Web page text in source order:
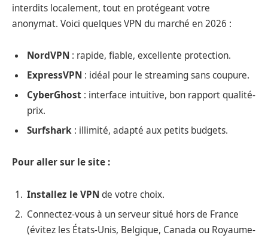
interdits localement, tout en protégeant votre
anonymat. Voici quelques VPN du marché en 2026 :
NordVPN : rapide, fiable, excellente protection.
ExpressVPN : idéal pour le streaming sans coupure.
CyberGhost : interface intuitive, bon rapport qualité-
prix.
Surfshark : illimité, adapté aux petits budgets.
Pour aller sur le site :
Installez le VPN de votre choix.
Connectez-vous à un serveur situé hors de France
(évitez les États-Unis, Belgique, Canada ou Royaume-